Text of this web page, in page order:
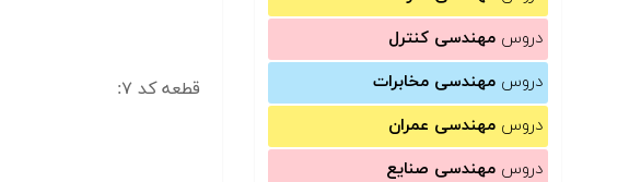
دروس مهندسی کنترل
دروس مهندسی مخابرات
دروس مهندسی عمران
دروس مهندسی صنایع
قطعه کد ۷: